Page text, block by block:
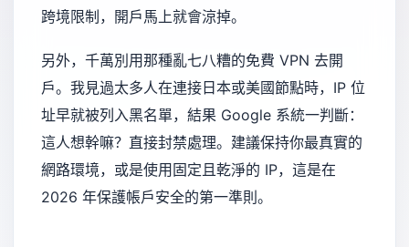
跨境限制，開戶馬上就會涼掉。
另外，千萬別用那種亂七八糟的免費 VPN 去開
戶。我見過太多人在連接日本或美國節點時，IP 位
址早就被列入黑名單，結果 Google 系統一判斷：
這人想幹嘛？直接封禁處理。建議保持你最真實的
網路環境，或是使用固定且乾淨的 IP，這是在
2026 年保護帳戶安全的第一準則。